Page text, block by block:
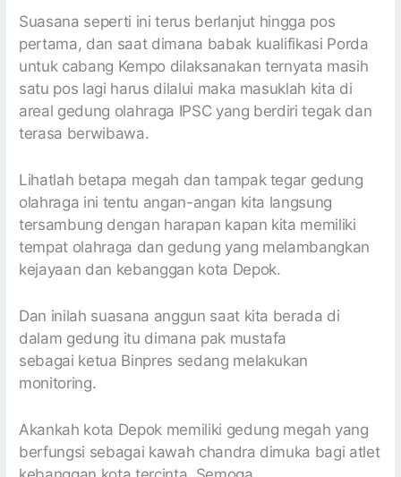
Suasana seperti ini terus berlanjut hingga pos
pertama, dan saat dimana babak kualifikasi Porda
untuk cabang Kempo dilaksanakan ternyata masih
satu pos lagi harus dilalui maka masuklah kita di
areal gedung olahraga IPSC yang berdiri tegak dan
terasa berwibawa.
Lihatlah betapa megah dan tampak tegar gedung
olahraga ini tentu angan-angan kita langsung
tersambung dengan harapan kapan kita memiliki
tempat olahraga dan gedung yang melambangkan
kejayaan dan kebanggan kota Depok.
Dan inilah suasana anggun saat kita berada di
dalam gedung itu dimana pak mustafa
sebagai ketua Binpres sedang melakukan
monitoring.
Akankah kota Depok memiliki gedung megah yang
berfungsi sebagai kawah chandra dimuka bagi atlet